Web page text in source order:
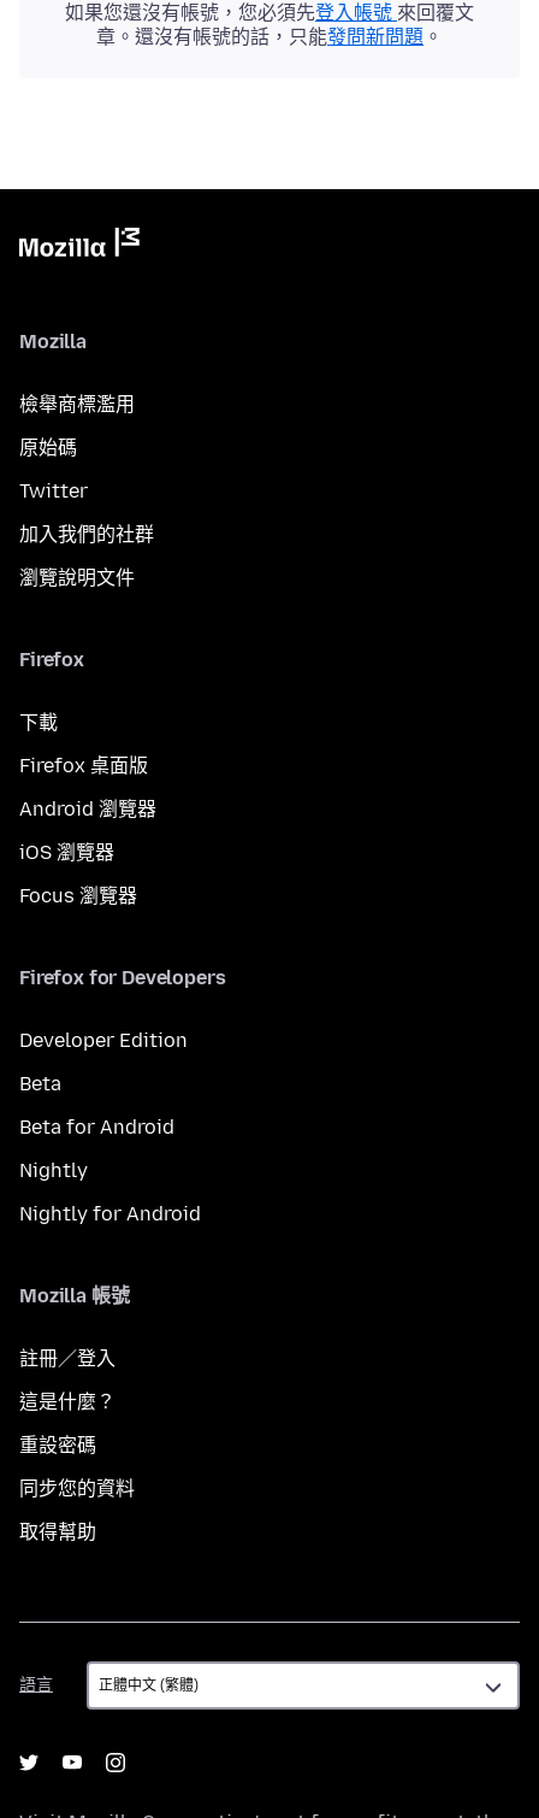
如果您還沒有帳號，您必須先登入帳號 來回覆文
章。還沒有帳號的話，只能發問新問題 。
Mozilla
檢舉商標濫用
原始碼
Twitter
加入我們的社群
瀏覽說明文件
Firefox
下載
Firefox 桌面版
Android 瀏覽器
iOS 瀏覽器
Focus 瀏覽器
Firefox for Developers
Developer Edition
Beta
Beta for Android
Nightly
Nightly for Android
Mozilla 帳號
註冊／登入
這是什麼？
重設密碼
同步您的資料
取得幫助
語言
語
言